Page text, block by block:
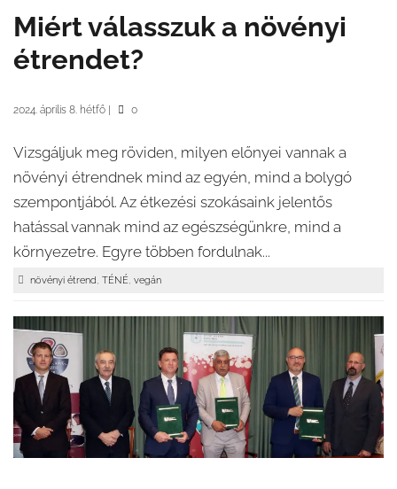
Miért válasszuk a növényi
étrendet?
2024. április 8. hétfő 0
Vizsgáljuk meg röviden, milyen előnyei vannak a
növényi étrendnek mind az egyén, mind a bolygó
szempontjából. Az étkezési szokásaink jelentős
hatással vannak mind az egészségünkre, mind a
környezetre. Egyre többen fordulnak...
növényi étrend, TÉNÉ, vegán